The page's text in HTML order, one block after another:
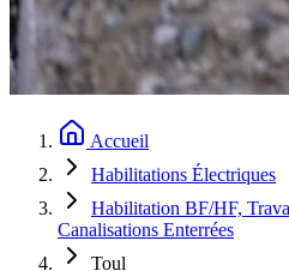
Accueil
Habilitations Électriques
Habilitation BF/HF,
Canalisations Enterrées
Toul